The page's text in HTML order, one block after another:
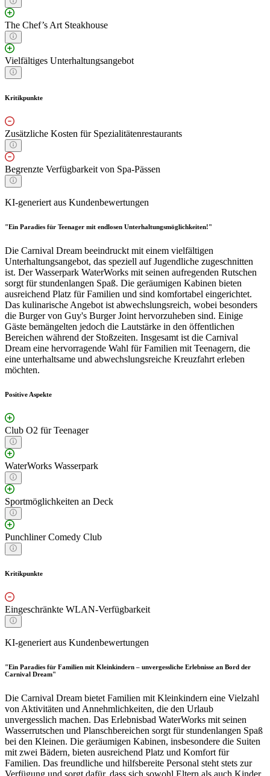
The Chef’s Art Steakhouse
Vielfältiges Unterhaltungsangebot
Kritikpunkte
Zusätzliche Kosten für Spezialitätenrestaurants
Begrenzte Verfügbarkeit von Spa-Pässen
KI-generiert aus Kundenbewertungen
"Ein Paradies für Teenager mit endlosen Unterhaltungsmöglichkeiten!"
Die Carnival Dream beeindruckt mit einem vielfältigen
Unterhaltungsangebot, das speziell auf Jugendliche zugeschnitten
ist. Der Wasserpark WaterWorks mit seinen aufregenden Rutschen
sorgt für stundenlangen Spaß. Die geräumigen Kabinen bieten
ausreichend Platz für Familien und sind komfortabel eingerichtet.
Das kulinarische Angebot ist abwechslungsreich, wobei besonders
die Burger von Guy's Burger Joint hervorzuheben sind. Einige
Gäste bemängelten jedoch die Lautstärke in den öffentlichen
Bereichen während der Stoßzeiten. Insgesamt ist die Carnival
Dream eine hervorragende Wahl für Familien mit Teenagern, die
eine unterhaltsame und abwechslungsreiche Kreuzfahrt erleben
möchten.
Positive Aspekte
Club O2 für Teenager
WaterWorks Wasserpark
Sportmöglichkeiten an Deck
Punchliner Comedy Club
Kritikpunkte
Eingeschränkte WLAN-Verfügbarkeit
KI-generiert aus Kundenbewertungen
"Ein Paradies für Familien mit Kleinkindern – unvergessliche Erlebnisse an Bord der
Carnival Dream"
Die Carnival Dream bietet Familien mit Kleinkindern eine Vielzahl
von Aktivitäten und Annehmlichkeiten, die den Urlaub
unvergesslich machen. Das Erlebnisbad WaterWorks mit seinen
Wasserrutschen und Planschbereichen sorgt für stundenlangen Spaß
bei den Kleinen. Die geräumigen Kabinen, insbesondere die Suiten
mit zwei Bädern, bieten ausreichend Platz und Komfort für
Familien. Das freundliche und hilfsbereite Personal steht stets zur